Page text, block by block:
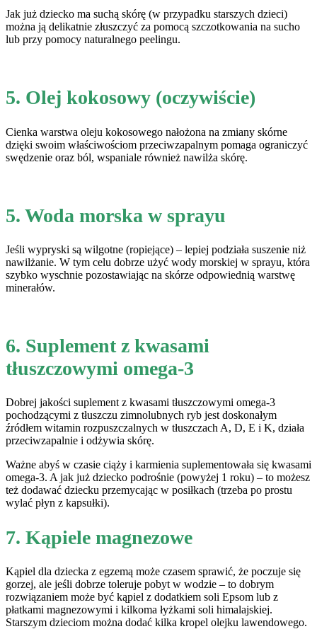
Jak już dziecko ma suchą skórę (w przypadku starszych dzieci)
można ją delikatnie złuszczyć za pomocą szczotkowania na sucho
lub przy pomocy naturalnego peelingu.
5. Olej kokosowy (oczywiście)
Cienka warstwa oleju kokosowego nałożona na zmiany skórne
dzięki swoim właściwościom przeciwzapalnym pomaga ograniczyć
swędzenie oraz ból, wspaniale również nawilża skórę.
5. Woda morska w sprayu
Jeśli wypryski są wilgotne (ropiejące) – lepiej podziała suszenie niż
nawilżanie. W tym celu dobrze użyć wody morskiej w sprayu, która
szybko wyschnie pozostawiając na skórze odpowiednią warstwę
minerałów.
6. Suplement z kwasami
tłuszczowymi omega-3
Dobrej jakości suplement z kwasami tłuszczowymi omega-3
pochodzącymi z tłuszczu zimnolubnych ryb jest doskonałym
źródłem witamin rozpuszczalnych w tłuszczach A, D, E i K, działa
przeciwzapalnie i odżywia skórę.
Ważne abyś w czasie ciąży i karmienia suplementowała się kwasami
omega-3. A jak już dziecko podrośnie (powyżej 1 roku) – to możesz
też dodawać dziecku przemycając w posiłkach (trzeba po prostu
wylać płyn z kapsułki).
7. Kąpiele magnezowe
Kąpiel dla dziecka z egzemą może czasem sprawić, że poczuje się
gorzej, ale jeśli dobrze toleruje pobyt w wodzie – to dobrym
rozwiązaniem może być kąpiel z dodatkiem soli Epsom lub z
płatkami magnezowymi i kilkoma łyżkami soli himalajskiej.
Starszym dzieciom można dodać kilka kropel olejku lawendowego.